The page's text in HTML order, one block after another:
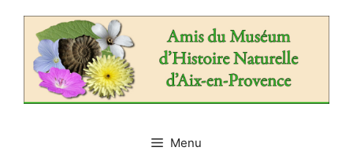
contenu
Menu